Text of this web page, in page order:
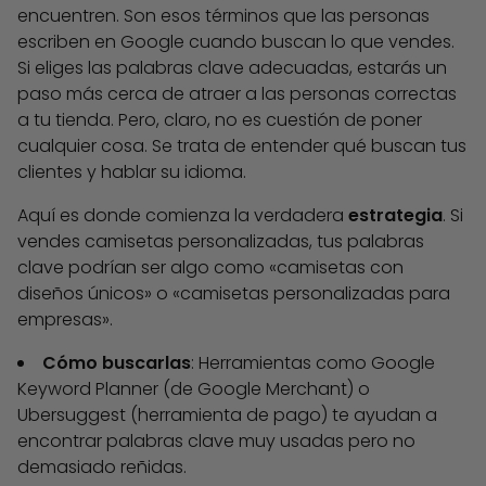
encuentren. Son esos términos que las personas
escriben en Google cuando buscan lo que vendes.
Si eliges las palabras clave adecuadas, estarás un
paso más cerca de atraer a las personas correctas
a tu tienda. Pero, claro, no es cuestión de poner
cualquier cosa. Se trata de entender qué buscan tus
clientes y hablar su idioma.
Aquí es donde comienza la verdadera estrategia. Si
vendes camisetas personalizadas, tus palabras
clave podrían ser algo como «camisetas con
diseños únicos» o «camisetas personalizadas para
empresas».
Cómo buscarlas: Herramientas como Google
Keyword Planner (de Google Merchant) o
Ubersuggest (herramienta de pago) te ayudan a
encontrar palabras clave muy usadas pero no
demasiado reñidas.